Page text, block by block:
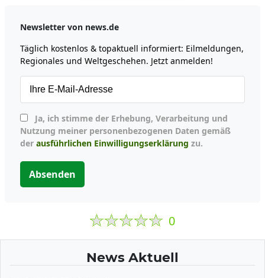
Newsletter von news.de
Täglich kostenlos & topaktuell informiert: Eilmeldungen,
Regionales und Weltgeschehen. Jetzt anmelden!
Nutzung meiner personenbezogenen Daten gemäß
der ausführlichen Einwilligungserklärung zu.
Absenden
0
News Aktuell